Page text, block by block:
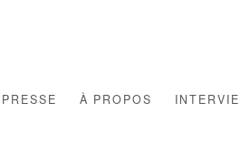
PRESSE À PROPOS